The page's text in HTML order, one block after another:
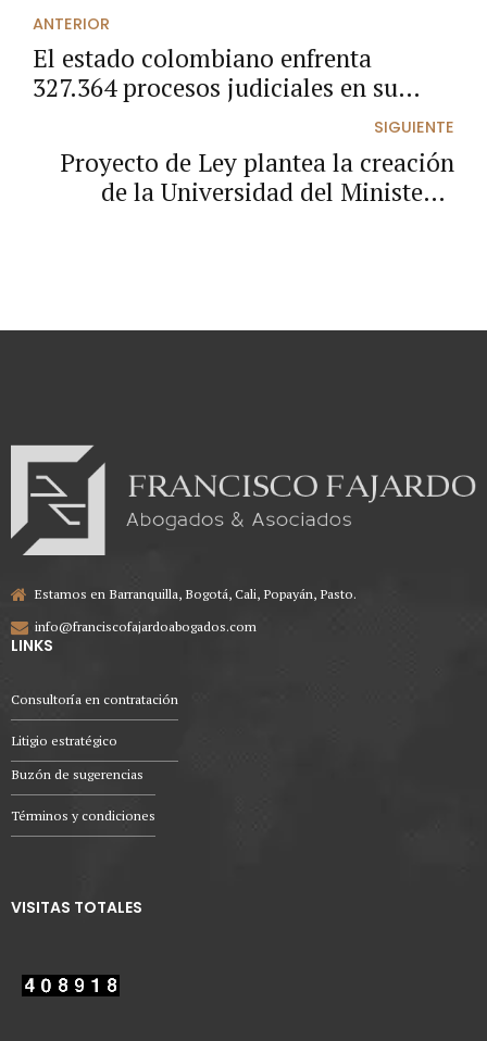
ANTERIOR
El estado colombiano enfrenta
327.364 procesos judiciales en su
SIGUIENTE
Proyecto de Ley plantea la creación
de la Universidad del Ministerio
Estamos en Barranquilla, Bogotá, Cali, Popayán, Pasto.
info@franciscofajardoabogados.com
LINKS
Consultoría en contratación
Litigio estratégico
Buzón de sugerencias
Términos y condiciones
VISITAS TOTALES